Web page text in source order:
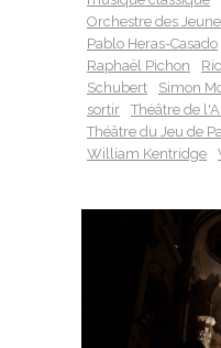
Orchestre des
Pablo Heras-Casado
Raphaël Pichon
Schubert
Simon
sortir
Théâtre de
Théâtre du Jeu de
William Kentridge